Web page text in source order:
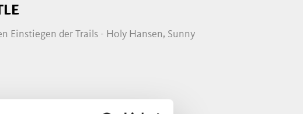
Einstiegen der Trails - Holy Hansen, Sunny